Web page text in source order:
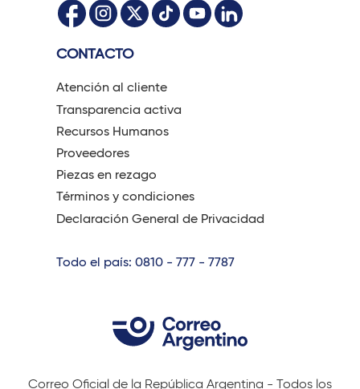
CONTACTO
Atención al cliente
Transparencia activa
Recursos Humanos
Proveedores
Piezas en rezago
Términos y condiciones
Declaración General de Privacidad
Todo el país: 0810 - 777 - 7787
Correo Oficial de la República Argentina - Todos los